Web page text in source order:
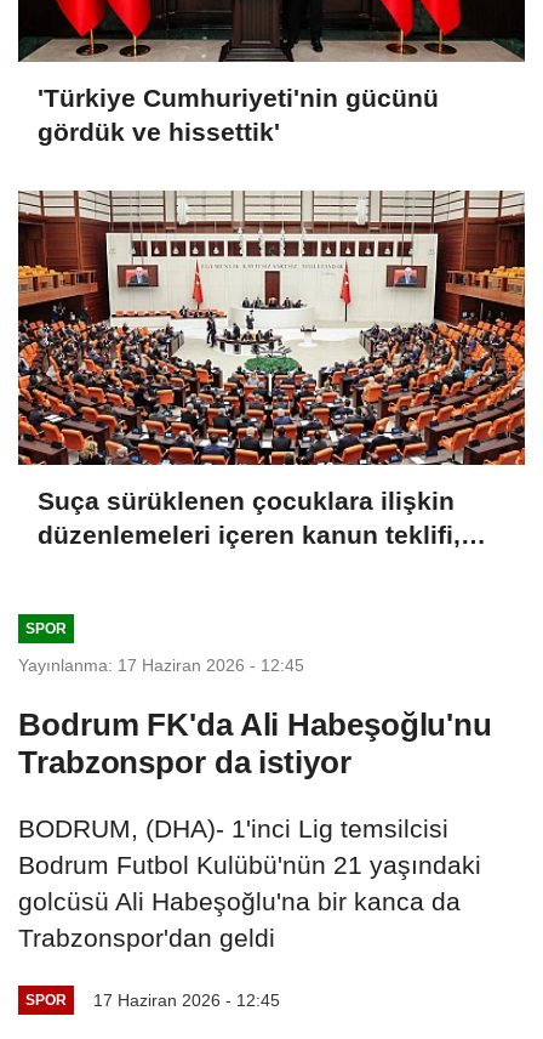
'Türkiye Cumhuriyeti'nin gücünü
gördük ve hissettik'
Suça sürüklenen çocuklara ilişkin
düzenlemeleri içeren kanun teklifi,
SPOR
Yayınlanma: 17 Haziran 2026 - 12:45
Bodrum FK'da Ali Habeşoğlu'nu
Trabzonspor da istiyor
BODRUM, (DHA)- 1'inci Lig temsilcisi
Bodrum Futbol Kulübü'nün 21 yaşındaki
golcüsü Ali Habeşoğlu'na bir kanca da
Trabzonspor'dan geldi
SPOR 17 Haziran 2026 - 12:45